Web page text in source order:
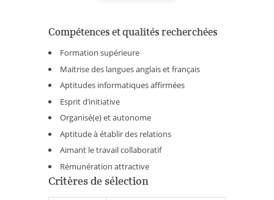
Compétences et qualités recherchées
Formation supérieure
Maitrise des langues anglais et français
Aptitudes informatiques affirmées
Esprit d’initiative
Organisé(e) et autonome
Aptitude à établir des relations
Aimant le travail collaboratif
Rémunération attractive
Critères de sélection